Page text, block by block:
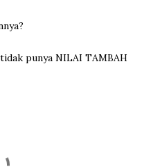
punya NILAI TAMBAH